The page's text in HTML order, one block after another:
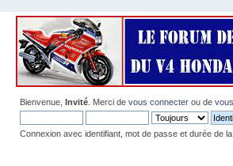
Bienvenue, Invité . Merci de vous connecter ou de
Connexion avec identifiant, mot de passe et durée de